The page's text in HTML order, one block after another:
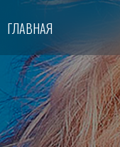
ГЛАВНАЯ